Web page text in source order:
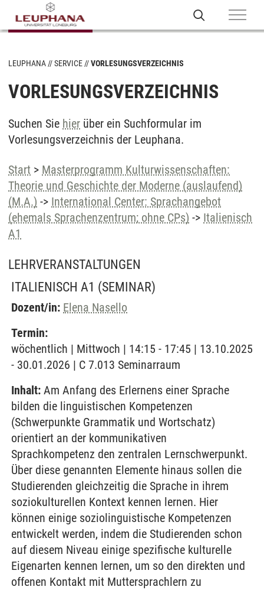
LEUPHANA SERVICE VORLESUNGSVERZEICHNIS
VORLESUNGSVERZEICHNIS
Suchen Sie hier über ein Suchformular im
Vorlesungsverzeichnis der Leuphana.
Start > Masterprogramm Kulturwissenschaften:
Theorie und Geschichte der Moderne (auslaufend)
(M.A.) -> International Center: Sprachangebot
(ehemals Sprachenzentrum; ohne CPs) -> Italienisch
A1
LEHRVERANSTALTUNGEN
ITALIENISCH A1 (SEMINAR)
Dozent/in: Elena Nasello
Termin:
wöchentlich | Mittwoch | 14:15 - 17:45 | 13.10.2025
- 30.01.2026 | C 7.013 Seminarraum
Inhalt: Am Anfang des Erlernens einer Sprache
bilden die linguistischen Kompetenzen
(Schwerpunkte Grammatik und Wortschatz)
orientiert an der kommunikativen
Sprachkompetenz den zentralen Lernschwerpunkt.
Über diese genannten Elemente hinaus sollen die
Studierenden gleichzeitig die Sprache in ihrem
soziokulturellen Kontext kennen lernen. Hier
können einige soziolinguistische Kompetenzen
entwickelt werden, indem die Studierenden schon
auf diesem Niveau einige spezifische kulturelle
Eigenarten kennen lernen, um so den direkten und
offenen Kontakt mit Muttersprachlern zu